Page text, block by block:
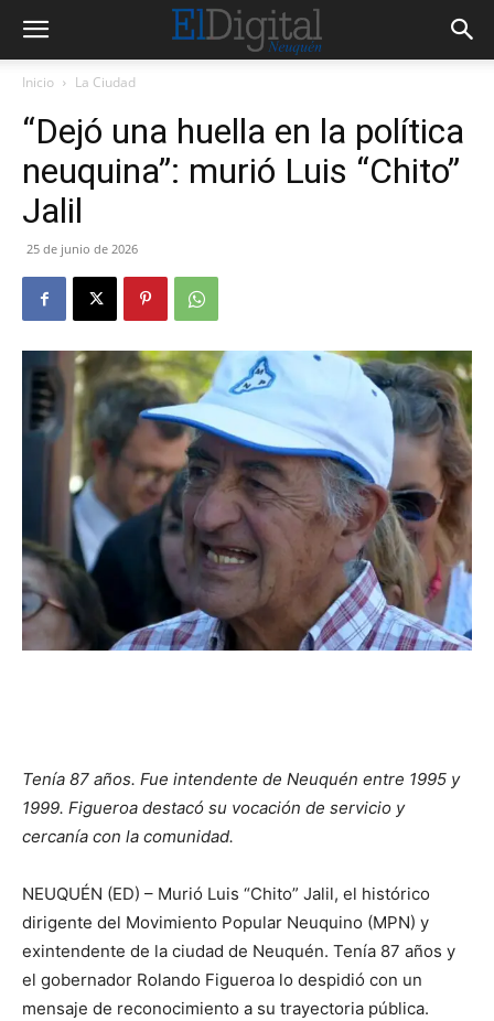
Inicio La Ciudad
“Dejó una huella en la política
neuquina”: murió Luis “Chito”
Jalil
25 de junio de 2026
Tenía 87 años. Fue intendente de Neuquén entre 1995 y
1999. Figueroa destacó su vocación de servicio y
cercanía con la comunidad.
NEUQUÉN (ED) – Murió Luis “Chito” Jalil, el histórico
dirigente del Movimiento Popular Neuquino (MPN) y
exintendente de la ciudad de Neuquén. Tenía 87 años y
el gobernador Rolando Figueroa lo despidió con un
mensaje de reconocimiento a su trayectoria pública.